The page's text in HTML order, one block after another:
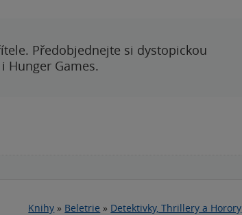
Předobjednejte si dystopickou
Hunger Games.
Knihy » Beletrie » Detektivky, Thrillery a Horory